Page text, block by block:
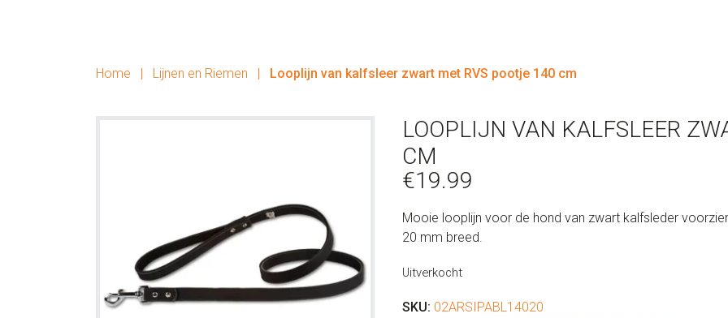
Home | Lijnen en Riemen | Looplijn van kalfsleer zwart met RVS pootje 140 cm
LOOPLIJN VAN KALFSLEER
CM
€19.99
Mooie looplijn voor de hond van zwart kalfsleder
20 mm breed.
Uitverkocht
SKU: 02ARSIPABL14020